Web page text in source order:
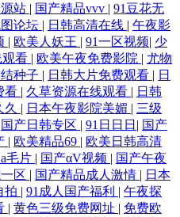
站 | 国产精品vvv | 91豆花无
论坛 | 日韩高清在线 | 午夜影
| 欧美人妖王 | 91一区视频| 少
观看 | 欧美午夜免费影院 | 尤物
种子 | 日韩大片免费观看 | 日
看 | 久草资源在线观看 | 日韩
久 | 日本午夜影院美媚 | 三级
国产日韩专区 | 91日日日 | 国产
| 欧美精品69 | 欧美日韩高清
毛片 | 国产αV视频 | 国产午夜
区 | 国产精品成人激情 | 日本
拍 | 91成人国产福利 | 午夜探
| 黄色三级免费网址 | 免费欧